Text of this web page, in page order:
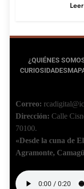
¿QUIÉNES
CURIOSIDADES
Correo:
Dirección: Calle
70100.
«Desde la cuna de
Agramonte,